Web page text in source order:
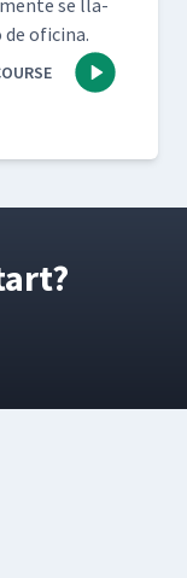
se lla­
oficina.